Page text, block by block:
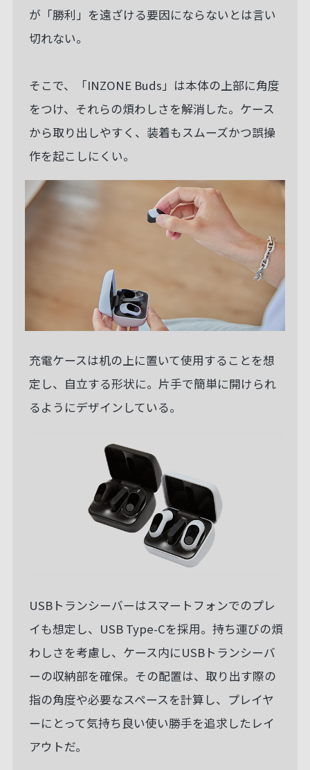
が「勝利」を遠ざける要因にならないとは言い
切れない。
そこで、「INZONE Buds」は本体の上部に角度
をつけ、それらの煩わしさを解消した。ケース
から取り出しやすく、装着もスムーズかつ誤操
作を起こしにくい。
充電ケースは机の上に置いて使用することを想
定し、自立する形状に。片手で簡単に開けられ
るようにデザインしている。
USBトランシーバーはスマートフォンでのプレ
イも想定し、USB Type-Cを採用。持ち運びの煩
わしさを考慮し、ケース内にUSBトランシーバ
ーの収納部を確保。その配置は、取り出す際の
指の角度や必要なスペースを計算し、プレイヤ
ーにとって気持ち良い使い勝手を追求したレイ
アウトだ。